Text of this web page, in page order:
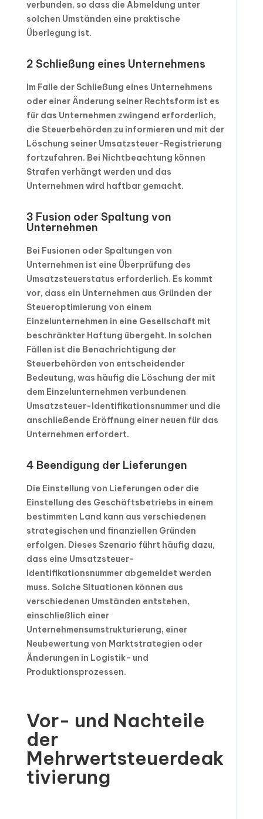
verbunden, so dass die Abmeldung unter
solchen Umständen eine praktische
Überlegung ist.
2 Schließung eines Unternehmens
Im Falle der Schließung eines Unternehmens
oder einer Änderung seiner Rechtsform ist es
für das Unternehmen zwingend erforderlich,
die Steuerbehörden zu informieren und mit der
Löschung seiner Umsatzsteuer-Registrierung
fortzufahren. Bei Nichtbeachtung können
Strafen verhängt werden und das
Unternehmen wird haftbar gemacht.
3 Fusion oder Spaltung von
Unternehmen
Bei Fusionen oder Spaltungen von
Unternehmen ist eine Überprüfung des
Umsatzsteuerstatus erforderlich. Es kommt
vor, dass ein Unternehmen aus Gründen der
Steueroptimierung von einem
Einzelunternehmen in eine Gesellschaft mit
beschränkter Haftung übergeht. In solchen
Fällen ist die Benachrichtigung der
Steuerbehörden von entscheidender
Bedeutung, was häufig die Löschung der mit
dem Einzelunternehmen verbundenen
Umsatzsteuer-Identifikationsnummer und die
anschließende Eröffnung einer neuen für das
Unternehmen erfordert.
4 Beendigung der Lieferungen
Die Einstellung von Lieferungen oder die
Einstellung des Geschäftsbetriebs in einem
bestimmten Land kann aus verschiedenen
strategischen und finanziellen Gründen
erfolgen. Dieses Szenario führt häufig dazu,
dass eine Umsatzsteuer-
Identifikationsnummer abgemeldet werden
muss. Solche Situationen können aus
verschiedenen Umständen entstehen,
einschließlich einer
Unternehmensumstrukturierung, einer
Neubewertung von Marktstrategien oder
Änderungen in Logistik- und
Produktionsprozessen.
Vor- und Nachteile
der
Mehrwertsteuerdeak
tivierung